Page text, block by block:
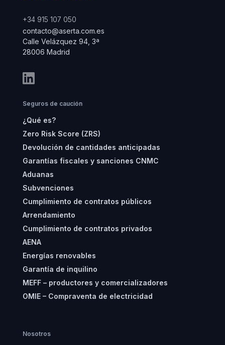
+34 915 107 050
contacto@aserta.com.es
Calle Velázquez 94, 3ª
28006 Madrid
Seguros de caución
¿Qué es?
Zero Risk Score (ZRS)
Devolución de cantidades anticipadas
Garantías fiscales y sanciones CNMC
Aduanas
Subvenciones
Cumplimiento de contratos públicos
Arrendamiento
Cumplimiento de contratos privados
AENA
Energías renovables
Garantía de inquilino
MEFF – productores y comercializadores
OMIE – Compraventa de electricidad
Nosotros